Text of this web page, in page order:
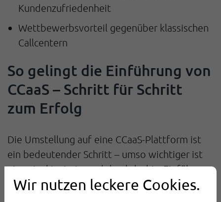
Wir nutzen leckere Cookies.
Kundenzufriedenheit
Wettbewerbsvorteil gegenüber klassischen
Callcentern
So gelingt die Einführung von
CCaaS – Schritt für Schritt
zum Erfolg
Die Umstellung auf eine CCaaS-Plattform ist
ein bedeutender Schritt – umso wichtiger ist
eine strukturierte und durchdachte Einführung.
Mit einem klaren Aktionsplan stellen Sie sicher,